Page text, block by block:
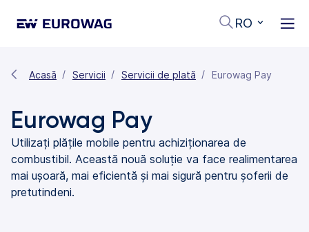
RO
Acasă Servicii Servicii de plată Eurowag Pay
Eurowag Pay
Utilizați plățile mobile pentru achiziționarea de
combustibil. Această nouă soluție va face realimentarea
mai ușoară, mai eficientă și mai sigură pentru șoferii de
pretutindeni.